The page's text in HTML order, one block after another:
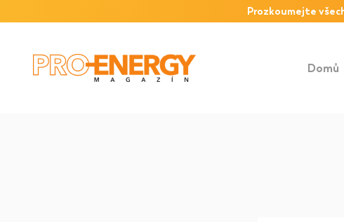
Prozkoumejte
Domů